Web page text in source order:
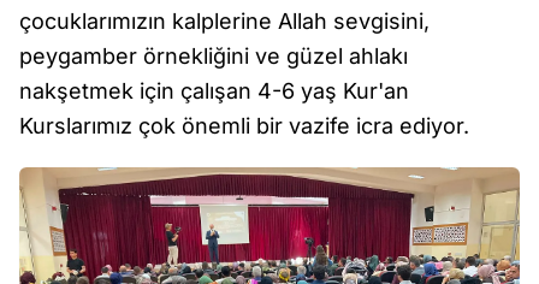
çocuklarımızın kalplerine Allah sevgisini,
peygamber örnekliğini ve güzel ahlakı
nakşetmek için çalışan 4-6 yaş Kur'an
Kurslarımız çok önemli bir vazife icra ediyor.